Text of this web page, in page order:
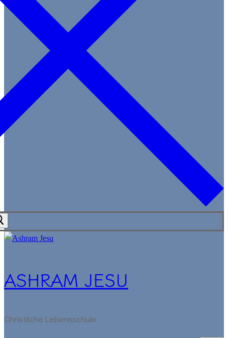
ASHRAM JESU
Christliche Lebensschule